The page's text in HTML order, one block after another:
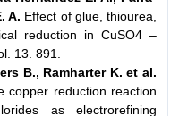
A. Effect of glue, thiourea,
reduction in CuSO4 –
13. 891.
B., Ramharter K. et al.
copper reduction reaction
as electrorefining